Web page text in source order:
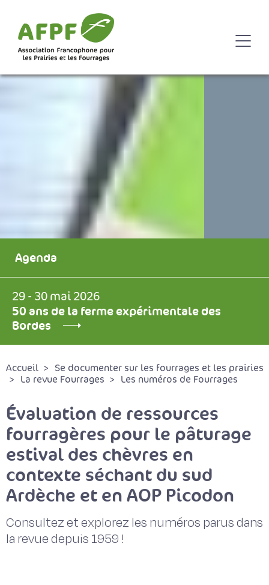
Agenda
29 - 30 mai 2026
50 ans de la ferme expérimentale des
Bordes
Accueil
Se documenter sur les fourrages et les prairies
La revue Fourrages
Les numéros de Fourrages
Évaluation de ressources
fourragères pour le pâturage
estival des chèvres en
contexte séchant du sud
Ardèche et en AOP Picodon
Consultez et explorez les numéros parus dans
la revue depuis 1959 !